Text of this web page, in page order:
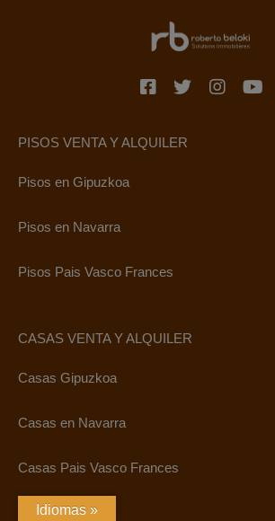
PISOS VENTA Y ALQUILER
Pisos en Gipuzkoa
Pisos en Navarra
Pisos Pais Vasco Frances
CASAS VENTA Y ALQUILER
Casas Gipuzkoa
Casas en Navarra
Casas Pais Vasco Frances
Idiomas »